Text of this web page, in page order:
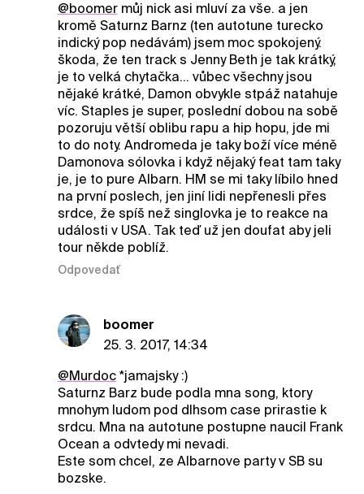
@boomermůj nick asi mluví za vše. a jen
kromě Saturnz Barnz (ten autotune turecko
indický pop nedávám) jsem moc spokojený.
škoda, že ten track s Jenny Beth je tak krátký,
je to velká chytačka... vůbec všechny jsou
nějaké krátké, Damon obvykle stpáž natahuje
víc. Staples je super, poslední dobou na sobě
pozoruju větší oblibu rapu a hip hopu, jde mi
to do noty. Andromeda je taky boží více méně
Damonova sólovka i když nějaký feat tam taky
je, je to pure Albarn. HM se mi taky líbilo hned
na první poslech, jen jiní lidi nepřenesli přes
srdce, že spíš než singlovka je to reakce na
události v USA. Tak teď už jen doufat aby jeli
tour někde poblíž.
Odpovedať
boomer
25. 3. 2017, 14:34
@Murdoc*jamajsky :)
Saturnz Barz bude podla mna song, ktory
mnohym ludom pod dlhsom case prirastie k
srdcu. Mna na autotune postupne naucil Frank
Ocean a odvtedy mi nevadi.
Este som chcel, ze Albarnove party v SB su
bozske.